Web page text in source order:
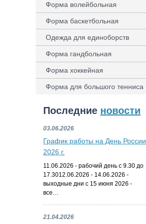
Форма волейбольная
Форма баскетбольная
Одежда для единоборств
Форма гандбольная
Форма хоккейная
Форма для большого тенниса
Последние новости
03.06.2026
График работы на День России
2026 г.
11.06.2026 - рабочий день с 9.30 до
17.3012.06.2026 - 14.06.2026 -
выходные дни с 15 июня 2026 -
все…
21.04.2026